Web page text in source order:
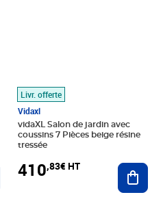
au panier
Livr. offerte
Vidaxl
vidaXL Salon de jardin avec
coussins 7 Pièces beige résine
tressée
410,83€ HT